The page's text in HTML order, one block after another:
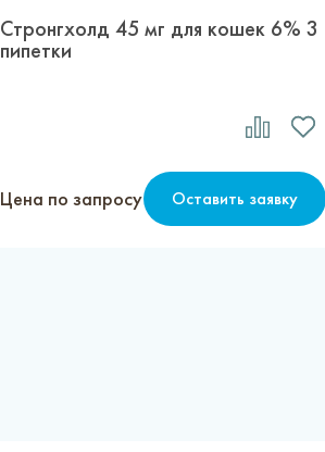
Стронгхолд 45 мг для кошек 6% 3
пипетки
Цена по запросу Оставить заявку